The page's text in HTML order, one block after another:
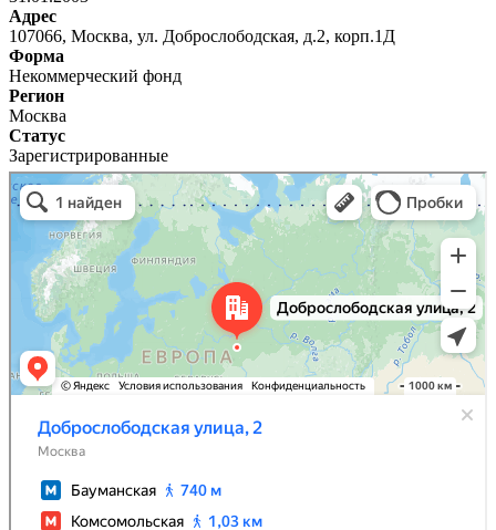
Адрес
107066, Москва, ул. Доброслободская, д.2, корп.1Д
Форма
Некоммерческий фонд
Регион
Москва
Статус
Зарегистрированные